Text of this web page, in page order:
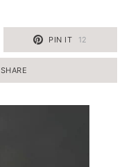
PIN IT 12
SHARE